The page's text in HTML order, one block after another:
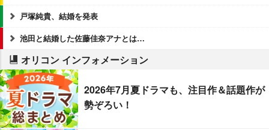
戸塚純貴、結婚を発表
池田と結婚した佐藤佳奈アナとは…
オリコン インフォメーション
2026年7月夏ドラマも、注目作＆話題作が
勢ぞろい！